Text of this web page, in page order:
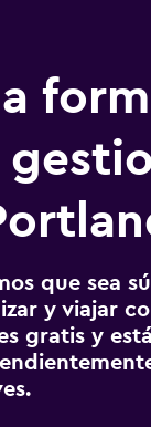
que sea
y viajar
gratis y